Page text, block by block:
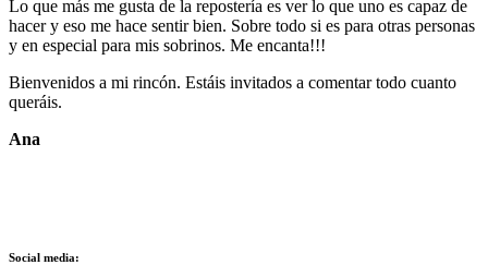
Lo que más me gusta de la repostería es ver lo que uno es capaz de
hacer y eso me hace sentir bien. Sobre todo si es para otras personas
y en especial para mis sobrinos. Me encanta!!!
Bienvenidos a mi rincón. Estáis invitados a comentar todo cuanto
queráis.
Ana
Social media: